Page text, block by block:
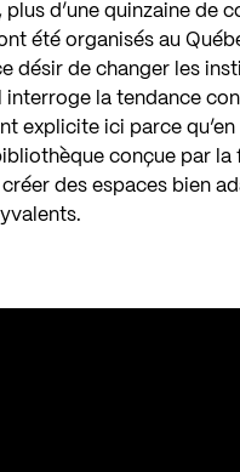
plus d’une quinzaine de
été organisés au
désir de changer les
la tendance
explicite ici parce
conçue par
des espaces bien